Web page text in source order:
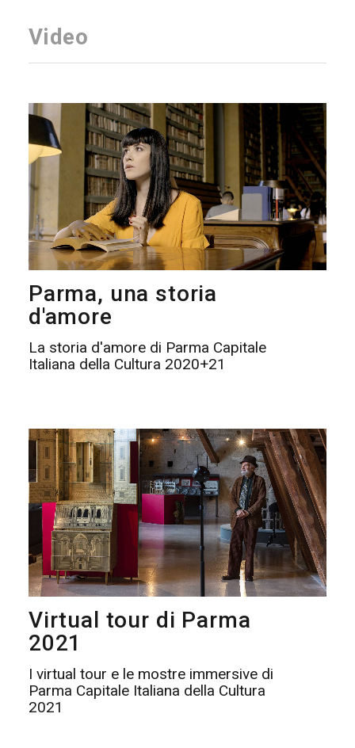
Video
Parma, una storia
d'amore
La storia d'amore di Parma Capitale
Italiana della Cultura 2020+21
Virtual tour di Parma
2021
I virtual tour e le mostre immersive di
Parma Capitale Italiana della Cultura
2021